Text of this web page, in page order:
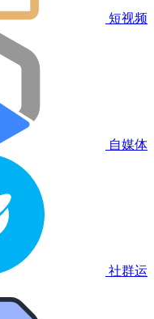
短视频
自媒体
社群运